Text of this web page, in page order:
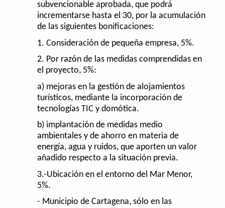
subvencionable aprobada, que podrá
incrementarse hasta el 30, por la acumulación
de las siguientes bonificaciones:
1. Consideración de pequeña empresa, 5%.
2. Por razón de las medidas comprendidas en
el proyecto, 5%:
a) mejoras en la gestión de alojamientos
turísticos, mediante la incorporación de
tecnologías TIC y domótica.
b) implantación de medidas medio
ambientales y de ahorro en materia de
energía, agua y ruidos, que aporten un valor
añadido respecto a la situación previa.
3.-Ubicación en el entorno del Mar Menor,
5%.
- Municipio de Cartagena, sólo en las